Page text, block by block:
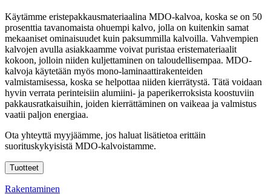
Käytämme eristepakkausmateriaalina MDO-kalvoa, koska se on 50
prosenttia tavanomaista ohuempi kalvo, jolla on kuitenkin samat
mekaaniset ominaisuudet kuin paksummilla kalvoilla. Vahvempien
kalvojen avulla asiakkaamme voivat puristaa eristemateriaalit
kokoon, jolloin niiden kuljettaminen on taloudellisempaa. MDO-
kalvoja käytetään myös mono-laminaattirakenteiden
valmistamisessa, koska se helpottaa niiden kierrätystä. Tätä voidaan
hyvin verrata perinteisiin alumiini- ja paperikerroksista koostuviin
pakkausratkaisuihin, joiden kierrättäminen on vaikeaa ja valmistus
vaatii paljon energiaa.
Ota yhteyttä myyjäämme, jos haluat lisätietoa erittäin
suorituskykyisistä MDO-kalvoistamme.
Tuotteet
Rakentaminen